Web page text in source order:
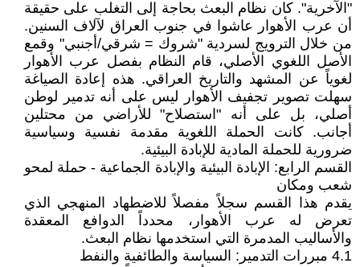
"الآخرية". كان نظام البعث بحاجة إلى التغلب على حقيقة
أن عرب الأهوار عاشوا في جنوب العراق لآلاف السنين.
من خلال الترويج لسردية "شروك = شرقي/أجنبي" وقمع
الأصل اللغوي الأصلي، قام النظام بفصل عرب الأهوار
لغوياً عن المشهد والتاريخ العراقي. هذه إعادة الصياغة
سهلت تصوير تجفيف الأهوار ليس على أنه تدمير لوطن
أصلي، بل على أنه "استصلاح" للأراضي من محتلين
أجانب. كانت الحملة اللغوية مقدمة نفسية وسياسية
ضرورية للحملة المادية للإبادة البيئية.
القسم الرابع: الإبادة البيئية والإبادة الجماعية - حملة لمحو
شعب ومكان
يقدم هذا القسم سجلاً مفصلاً للاضطهاد المنهجي الذي
تعرض له عرب الأهوار، محدداً الدوافع المعقدة
والأساليب المدمرة التي استخدمها نظام البعث.
4.1 مبررات التدمير: السياسة والطائفية والنفط